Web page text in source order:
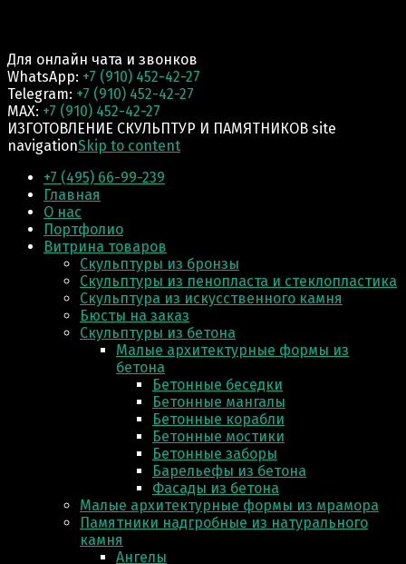
Для онлайн чата и звонков
WhatsApp: +7 (910) 452-42-27
Telegram: +7 (910) 452-42-27
MAX: +7 (910) 452-42-27
ИЗГОТОВЛЕНИЕ СКУЛЬПТУР И ПАМЯТНИКОВ site
navigationSkip to content
+7 (495) 66-99-239
Главная
О нас
Портфолио
Витрина товаров
Скульптуры из бронзы
Скульптуры из пенопласта и стеклопластика
Скульптура из искусственного камня
Бюсты на заказ
Скульптуры из бетона
Малые архитектурные формы из
бетона
Бетонные беседки
Бетонные мангалы
Бетонные корабли
Бетонные мостики
Бетонные заборы
Барельефы из бетона
Фасады из бетона
Малые архитектурные формы из мрамора
Памятники надгробные из натурального
камня
Ангелы